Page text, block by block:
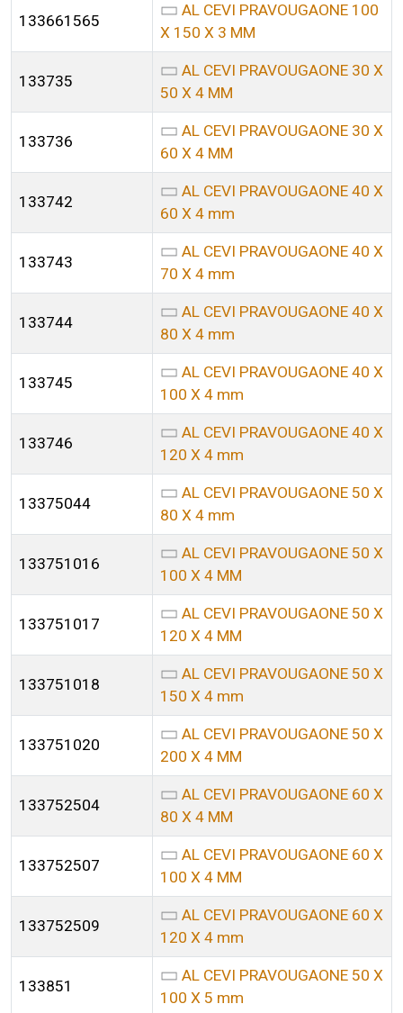
133661565
AL CEVI PRAVOUGAONE 100
X 150 X 3 MM
133735
AL CEVI PRAVOUGAONE 30 X
50 X 4 MM
133736
AL CEVI PRAVOUGAONE 30 X
60 X 4 MM
133742
AL CEVI PRAVOUGAONE 40 X
60 X 4 mm
133743
AL CEVI PRAVOUGAONE 40 X
70 X 4 mm
133744
AL CEVI PRAVOUGAONE 40 X
80 X 4 mm
133745
AL CEVI PRAVOUGAONE 40 X
100 X 4 mm
133746
AL CEVI PRAVOUGAONE 40 X
120 X 4 mm
13375044
AL CEVI PRAVOUGAONE 50 X
80 X 4 mm
133751016
AL CEVI PRAVOUGAONE 50 X
100 X 4 MM
133751017
AL CEVI PRAVOUGAONE 50 X
120 X 4 MM
133751018
AL CEVI PRAVOUGAONE 50 X
150 X 4 mm
133751020
AL CEVI PRAVOUGAONE 50 X
200 X 4 MM
133752504
AL CEVI PRAVOUGAONE 60 X
80 X 4 MM
133752507
AL CEVI PRAVOUGAONE 60 X
100 X 4 MM
133752509
AL CEVI PRAVOUGAONE 60 X
120 X 4 mm
133851
AL CEVI PRAVOUGAONE 50 X
100 X 5 mm